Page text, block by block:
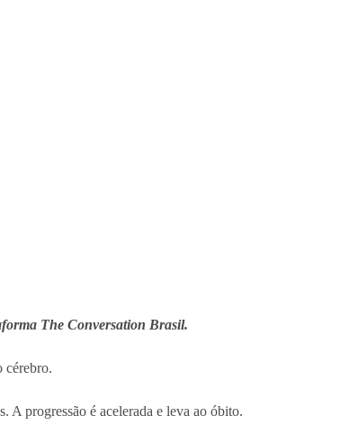
The Conversation Brasil.
cérebro.
A progressão é acelerada e leva ao óbito.